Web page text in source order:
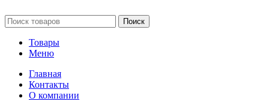
Поиск
Товары
Меню
Главная
Контакты
О компании